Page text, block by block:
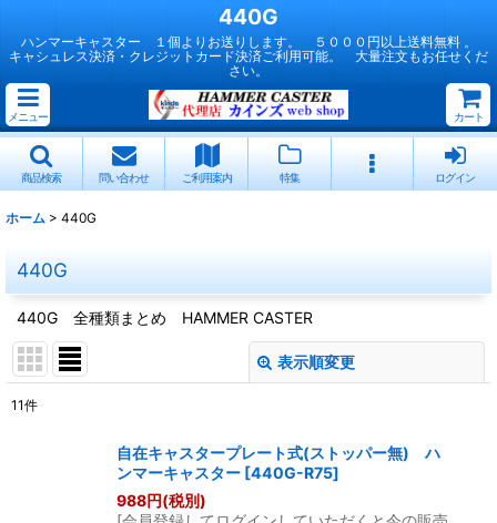
440G
ハンマーキャスター １個よりお送りします。 ５０００円以上送料無料 。
キャシュレス決済・クレジットカード決済ご利用可能。 大量注文もお任せくだ
さい。
メニュー カート
商品検索 問い合わせ ご利用案内 特集 ログイン
ホーム > 440G
440G
440G 全種類まとめ HAMMER CASTER
表示順変更
11件
自在キャスタープレート式(ストッパー無) ハ
ンマーキャスター [440G-R75]
988円(税別)